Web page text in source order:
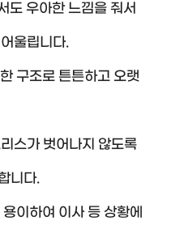
도 우아한 느낌을 줘서
울립니다.
구조로 튼튼하고 오랫
스가 벗어나지 않도록
니다.
이하여 이사 등 상황에